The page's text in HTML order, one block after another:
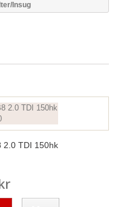
Insug
2.0 TDI 150hk